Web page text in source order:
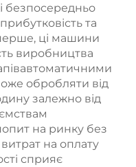
безпосередньо
та
ці машини
виробництва
обробляти від
залежно від
на ринку без
на оплату
сприяє